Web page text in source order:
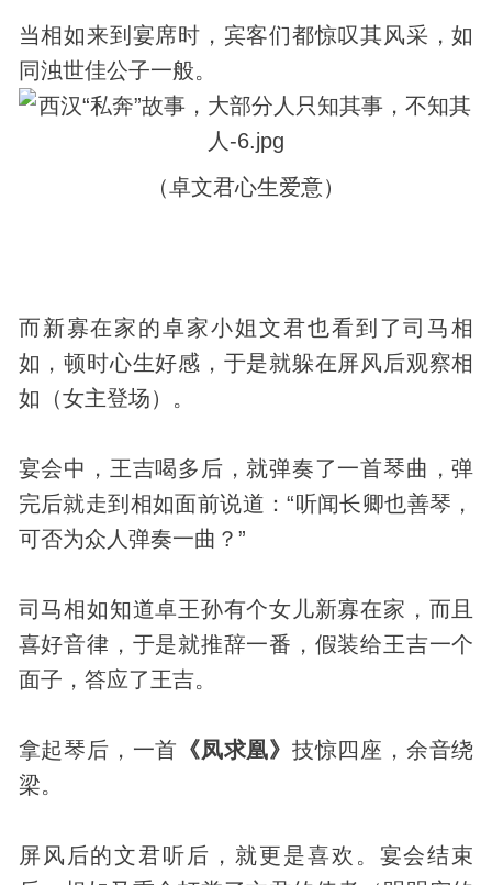
当相如来到宴席时，宾客们都惊叹其风采，如
同浊世佳公子一般。
（卓文君心生爱意）
而新寡在家的卓家小姐文君也看到了司马相
如，顿时心生好感，于是就躲在屏风后观察相
如（女主登场）。
宴会中，王吉喝多后，就弹奏了一首琴曲，弹
完后就走到相如面前说道：“听闻长卿也善琴，
可否为众人弹奏一曲？”
司马相如知道卓王孙有个女儿新寡在家，而且
喜好音律，于是就推辞一番，假装给王吉一个
面子，答应了王吉。
拿起琴后，一首 《凤求凰》 技惊四座，余音绕
梁。
屏风后的文君听后，就更是喜欢。宴会结束